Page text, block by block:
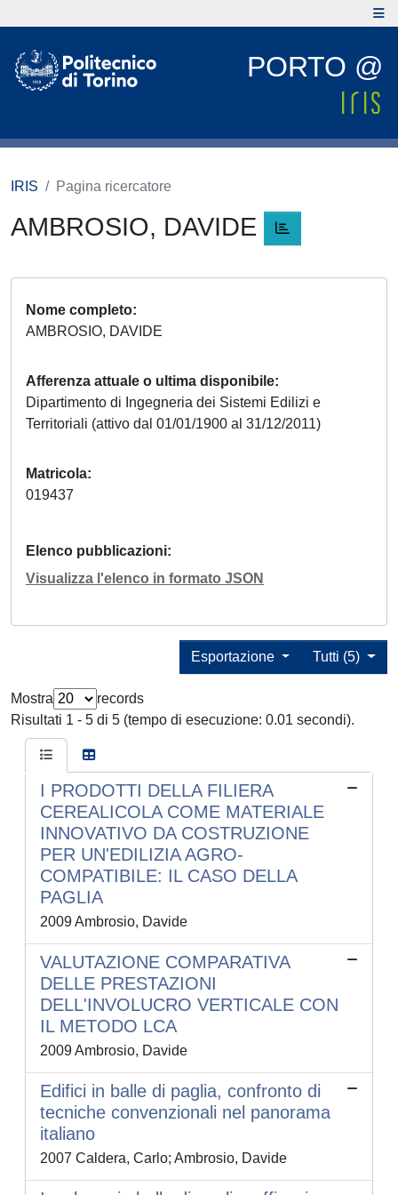
PORTO @
IRIS Pagina ricercatore
AMBROSIO, DAVIDE
Nome completo
AMBROSIO, DAVIDE
Afferenza attuale o ultima disponibile
Dipartimento di Ingegneria dei Sistemi Edilizi e
Territoriali (attivo dal 01/01/1900 al 31/12/2011)
Matricola
019437
Elenco pubblicazioni
Visualizza l'elenco in formato JSON
Tutti (5)
Esportazione
Mostra
records
Risultati 1 - 5 di 5 (tempo di esecuzione: 0.01 secondi).
I PRODOTTI DELLA FILIERA
CEREALICOLA COME MATERIALE
INNOVATIVO DA COSTRUZIONE
PER UN'EDILIZIA AGRO-
COMPATIBILE: IL CASO DELLA
PAGLIA
2009 Ambrosio, Davide
VALUTAZIONE COMPARATIVA
DELLE PRESTAZIONI
DELL'INVOLUCRO VERTICALE CON
IL METODO LCA
2009 Ambrosio, Davide
Edifici in balle di paglia, confronto di
tecniche convenzionali nel panorama
italiano
2007 Caldera, Carlo; Ambrosio, Davide